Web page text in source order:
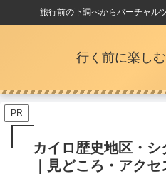
旅行前の下調べからバーチャル
行く前に楽し
PR
カイロ歴史地区・
｜見どころ・アク